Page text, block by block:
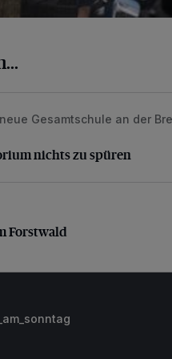
nichts zu spüren
Gesamtschule an der
nichts zu spüren
Forstwald